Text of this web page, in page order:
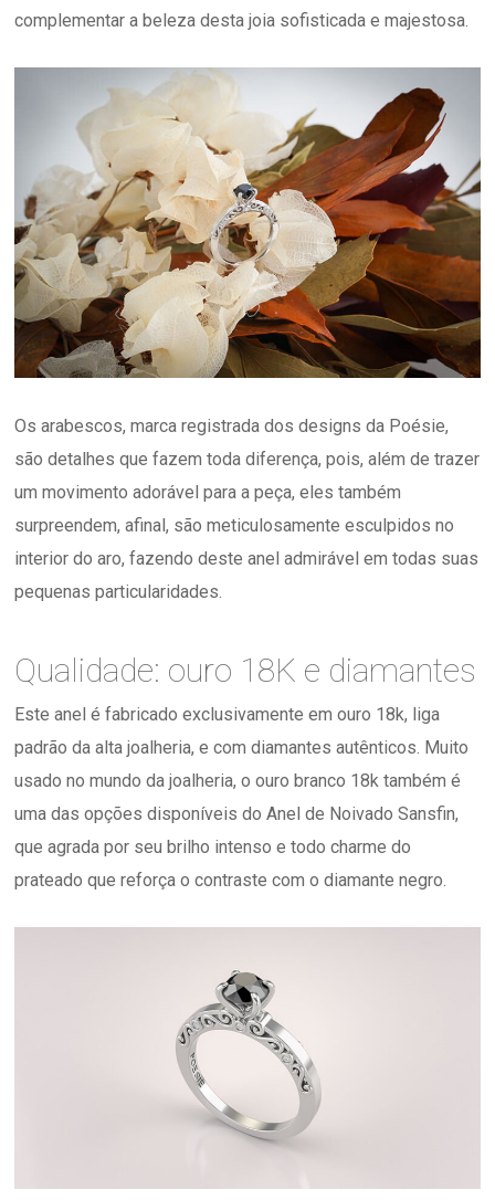
complementar a beleza desta joia sofisticada e majestosa.
Os arabescos, marca registrada dos designs da Poésie,
são detalhes que fazem toda diferença, pois, além de trazer
um movimento adorável para a peça, eles também
surpreendem, afinal, são meticulosamente esculpidos no
interior do aro, fazendo deste anel admirável em todas suas
pequenas particularidades.
Qualidade: ouro 18K e diamantes
Este anel é fabricado exclusivamente em ouro 18k, liga
padrão da alta joalheria, e com diamantes autênticos. Muito
usado no mundo da joalheria, o ouro branco 18k também é
uma das opções disponíveis do Anel de Noivado Sansfin,
que agrada por seu brilho intenso e todo charme do
prateado que reforça o contraste com o diamante negro.